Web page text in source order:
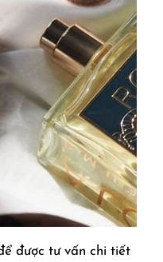
được tư vấn chi tiết